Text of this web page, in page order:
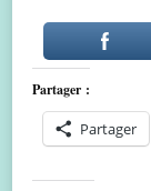
Partager :
Partager